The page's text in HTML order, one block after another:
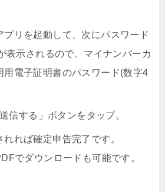
プリを起動して、次にパスワード
表示されるので、マイナンバーカ
用電子証明書のパスワード(数字4
信する」ボタンをタップ。
れば確定申告完了です。
でダウンロードも可能です。